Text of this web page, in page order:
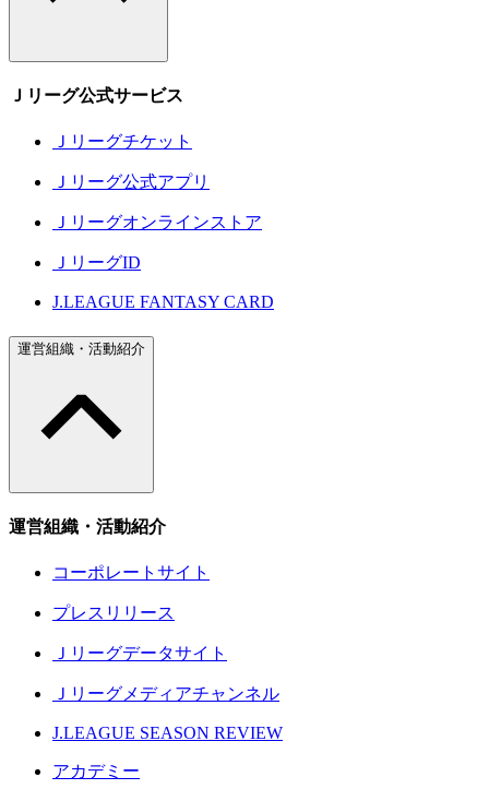
Ｊリーグ公式サービス
Ｊリーグチケット
Ｊリーグ公式アプリ
Ｊリーグオンラインストア
ＪリーグID
J.LEAGUE FANTASY CARD
運営組織・活動紹介
運営組織・活動紹介
コーポレートサイト
プレスリリース
Ｊリーグデータサイト
Ｊリーグメディアチャンネル
J.LEAGUE SEASON REVIEW
アカデミー